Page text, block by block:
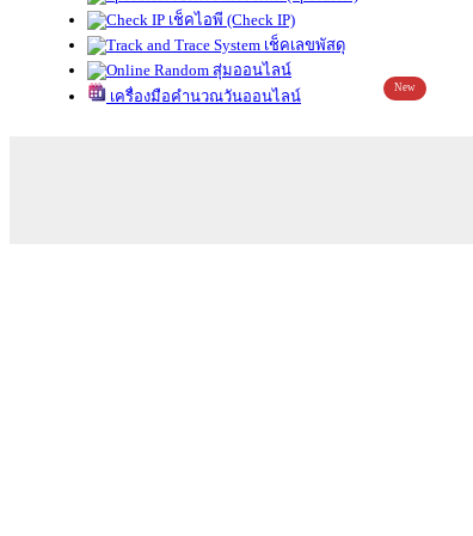
เช็คไอพี (Check IP)
เช็คเลขพัสดุ
สุ่มออนไลน์
เครื่องมือคำนวณวันออนไลน์
New